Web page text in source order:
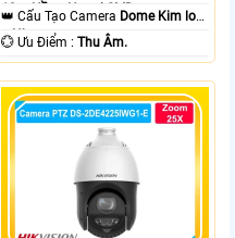
10m Hồng Ngoại SMD.
👑 Cấu Tạo Camera Dome Kim loại
+ Nhựa.
️💮 Ưu Điểm :Thu Âm.